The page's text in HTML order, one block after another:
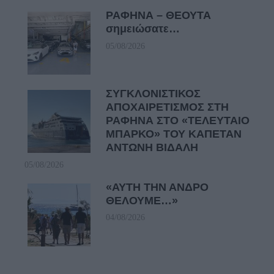
ΡΑΦΗΝΑ – ΘΕΟΥΤΑ
σημειώσατε…
05/08/2026
ΣΥΓΚΛΟΝΙΣΤΙΚΟΣ
ΑΠΟΧΑΙΡΕΤΙΣΜΟΣ ΣΤΗ
ΡΑΦΗΝΑ ΣΤΟ «ΤΕΛΕΥΤΑΙΟ
ΜΠΑΡΚΟ» ΤΟΥ ΚΑΠΕΤΑΝ
ΑΝΤΩΝΗ ΒΙΔΑΛΗ
05/08/2026
«ΑΥΤΗ ΤΗΝ ΑΝΔΡΟ
ΘΕΛΟΥΜΕ…»
04/08/2026